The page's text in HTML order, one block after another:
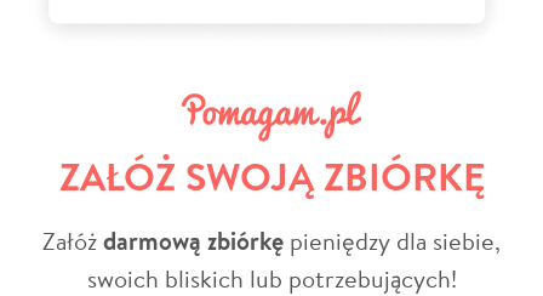
ZAŁÓŻ SWOJĄ ZBIÓRKĘ
Załóżdarmową zbiórkę pieniędzy dla siebie,
swoich bliskich lub potrzebujących!